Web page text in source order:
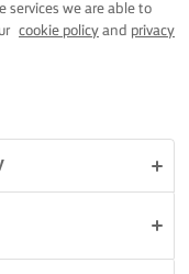
services we are able to
cookie policy and privacy